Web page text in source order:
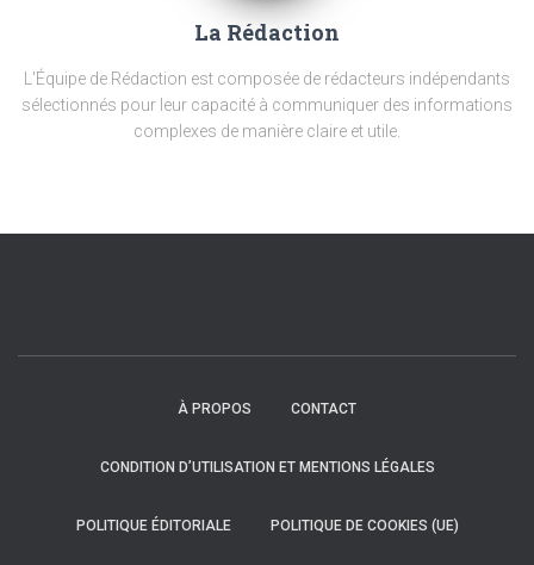
La Rédaction
L'Équipe de Rédaction est composée de rédacteurs indépendants
sélectionnés pour leur capacité à communiquer des informations
complexes de manière claire et utile.
À PROPOS CONTACT
CONDITION D’UTILISATION ET MENTIONS LÉGALES
POLITIQUE ÉDITORIALE POLITIQUE DE COOKIES (UE)